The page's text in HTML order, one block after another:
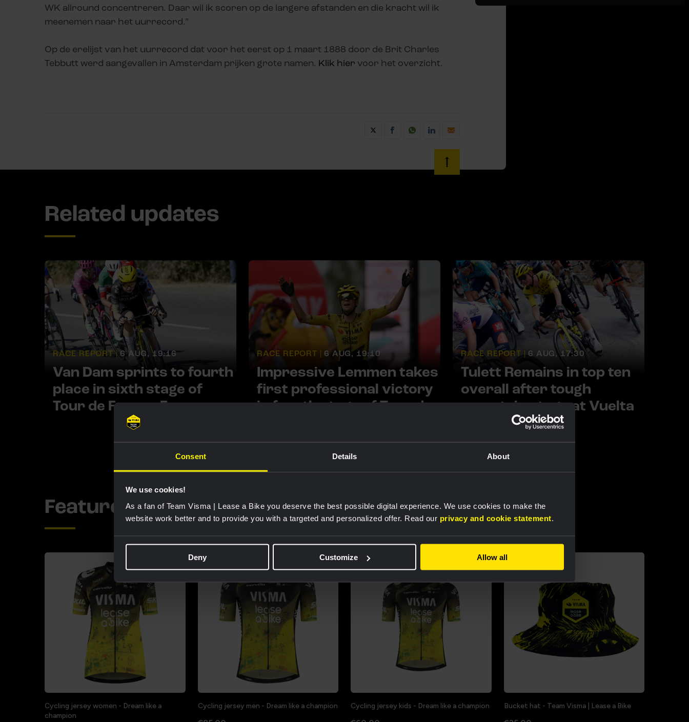
Consent Details About
We use cookies!
As a fan of Team Visma | Lease a Bike you deserve the best possible digital experience. We use cookies to make the
website work better and to provide you with a targeted and personalized offer. Read our privacy and cookie statement.
Deny Customize Allow all
WK allround concentreren. Daar wil ik scoren op de langere afstanden en die kracht wil ik
meenemen naar het uurrecord.”
Op de erelijst van het uurrecord dat voor het eerst op 1 maart 1888 door de Brit Charles
Tebbutt werd aangevallen in Amsterdam prijken grote namen. Klik hier voor het overzicht.
Related updates
RACE REPORT | 6 AUG, 19:16
Van Dam sprints to fourth
place in sixth stage of
Tour de France Femmes
RACE REPORT | 6 AUG, 19:10
Impressive Lemmen takes
first professional victory
in fourth stage of Tour de
leader
RACE REPORT | 6 AUG, 17:30
Tulett Remains in top ten
overall after tough
mountain stage at Vuelta
a Burgos
Featured products
Cycling jersey women - Dream like a
champion
Cycling jersey men - Dream like a champion Cycling jersey kids - Dream like a champion Bucket hat - Team Visma | Lease a Bike